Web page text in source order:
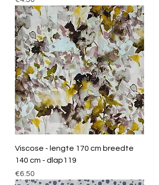
Viscose - lengte 170 cm breedte
140 cm - dlap119
Price
€6.50